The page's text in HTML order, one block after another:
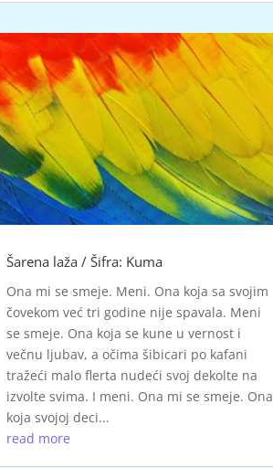
Šarena laža / Šifra: Kuma
Ona mi se smeje. Meni. Ona koja sa svojim
čovekom već tri godine nije spavala. Meni
se smeje. Ona koja se kune u vernost i
večnu ljubav, a očima šibicari po kafani
tražeći malo flerta nudeći svoj dekolte na
izvolte svima. I meni. Ona mi se smeje. Ona
koja svojoj deci...
read more